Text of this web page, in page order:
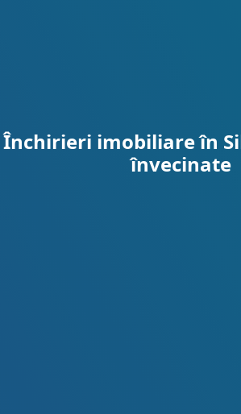
Închirieri imobiliare în
învecinate